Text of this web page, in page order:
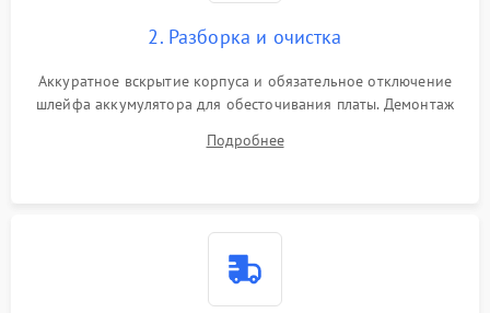
2. Разборка и очистка
Аккуратное вскрытие корпуса и обязательное отключение
шлейфа аккумулятора для обесточивания платы. Демонтаж
высохшей термопасты с кристаллов чипов.
Подробнее